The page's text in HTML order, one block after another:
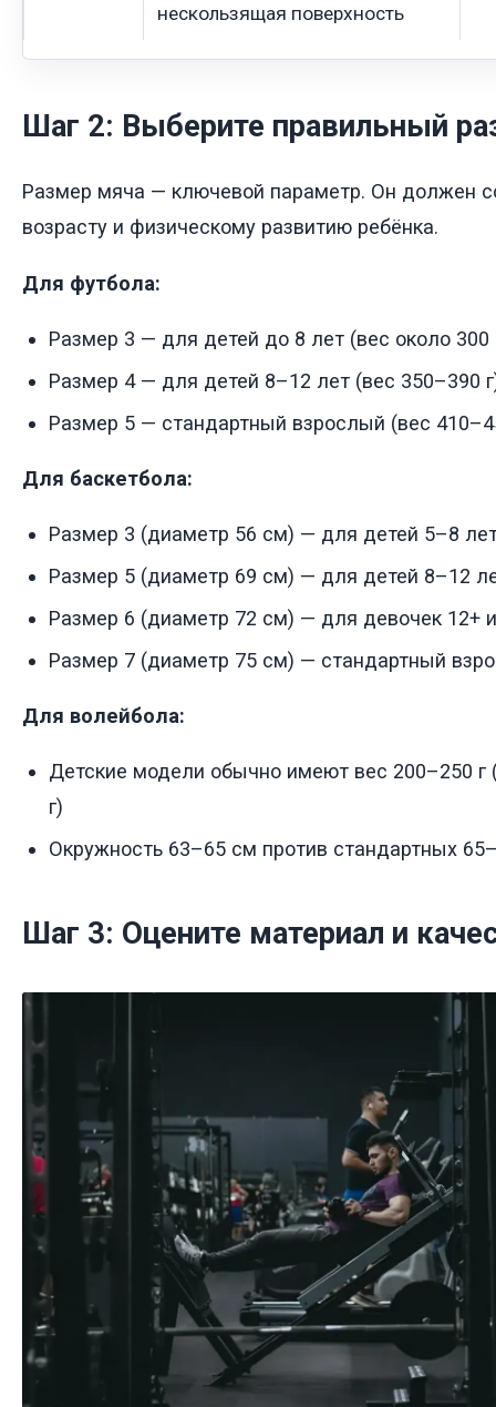
нескользящая поверхность
Шаг 2: Выберите правильный
Размер мяча — ключевой параметр. Он должен
возрасту и физическому развитию ребёнка.
Для футбола:
Размер 3 — для детей до 8 лет (вес около 300
Размер 4 — для детей 8–12 лет (вес 350–390
Размер 5 — стандартный взрослый (вес
Для баскетбола:
Размер 3 (диаметр 56 см) — для детей 5–8
Размер 5 (диаметр 69 см) — для детей 8–12
Размер 6 (диаметр 72 см) — для девочек 12+
Размер 7 (диаметр 75 см) — стандартный
Для волейбола:
Детские модели обычно имеют вес 200–250
г)
Окружность 63–65 см против стандартных
Шаг 3: Оцените материал и